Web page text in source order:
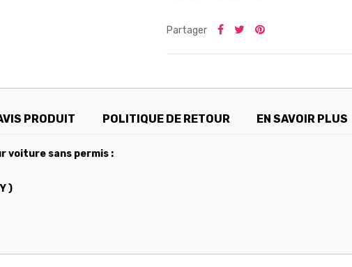
Partager
PRODUIT POLITIQUE DE RETOUR EN SAVOIR PLUS
voiture sans permis :
)